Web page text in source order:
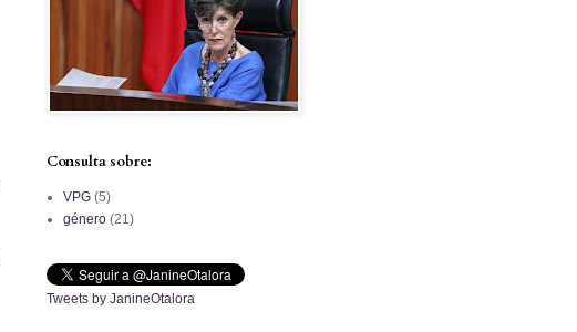
Consulta sobre:
VPG (5)
género (21)
Tweets by JanineOtalora